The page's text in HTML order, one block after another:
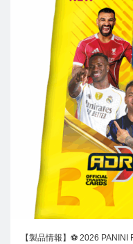
【製品情報】⚽ 2026